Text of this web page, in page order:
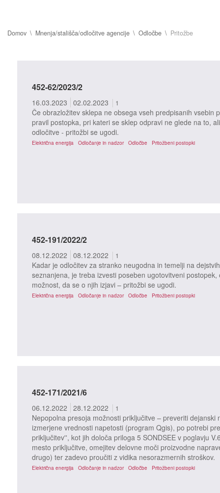
Domov Mnenja/stališča/odločitve agencije Odločbe Pritožbe
452-62/2023/2
16.03.2023 02.02.2023 1
Če obrazložitev sklepa ne obsega vseh predpisanih vsebin
pravil postopka, pri kateri se sklep odpravi ne glede na to,
odločitve - pritožbi se ugodi.
Električna energija Odločanje in nadzor Odločbe Pritožbeni postopki
452-191/2022/2
08.12.2022 08.12.2022 1
Kadar je odločitev za stranko neugodna in temelji na
seznanjena, je treba izvesti poseben ugotovitveni
možnost, da se o njih izjavi – pritožbi se ugodi.
Električna energija Odločanje in nadzor Odločbe Pritožbeni postopki
452-171/2021/6
06.12.2022 28.12.2022 1
Nepopolna presoja možnosti priključitve – preveriti
izmerjene vrednosti napetosti (program Qgis), po potrebi
priključitev'', kot jih določa priloga 5 SONDSEE v poglavju
mesto priključitve, omejitev delovne moči proizvodne
drugo) ter zadevo proučiti z vidika nesorazmernih stroškov.
Električna energija Odločanje in nadzor Odločbe Pritožbeni postopki